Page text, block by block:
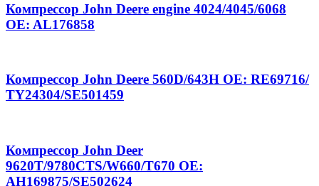
Компрессор John Deere engine 4024/4045/6068
OE: AL176858
Компрессор John Deere 560D/643H OE: RE69716/
TY24304/SE501459
Компрессор John Deer
9620T/9780CTS/W660/T670 OE:
AH169875/SE502624